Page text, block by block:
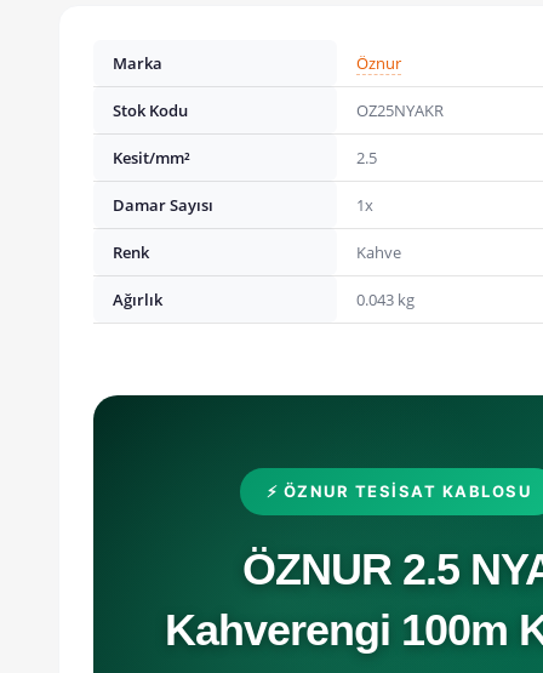
Marka Öznur
Stok Kodu OZ25NYAKR
Kesit/mm² 2.5
Damar Sayısı 1x
Renk Kahve
Ağırlık 0.043 kg
⚡ ÖZNUR TESISAT KABLOSU
ÖZNUR 2.5
Kahverengi 100m